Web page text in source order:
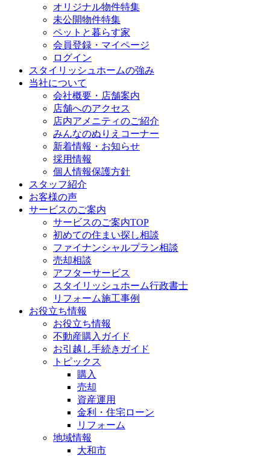
オリジナル物件特集
未公開物件特集
ペットと暮らす家
会員登録・マイページ
ログイン
スタイリッシュホームの強み
当社について
会社概要・店舗案内
店舗へのアクセス
店内アメニティのご紹介
みんなのぬりえコーナー
新着情報・お知らせ
採用情報
個人情報保護方針
スタッフ紹介
お客様の声
サービスのご案内
サービスのご案内TOP
初めての住まい探し相談
ファイナンシャルプラン相談
売却相談
アフターサービス
スタイリッシュホーム行政書士
リフォーム施工事例
お役立ち情報
お役立ち情報
不動産購入ガイド
お引越し手続きガイド
トピックス
購入
売却
資産運用
金利・住宅ローン
リフォーム
地域情報
大和市